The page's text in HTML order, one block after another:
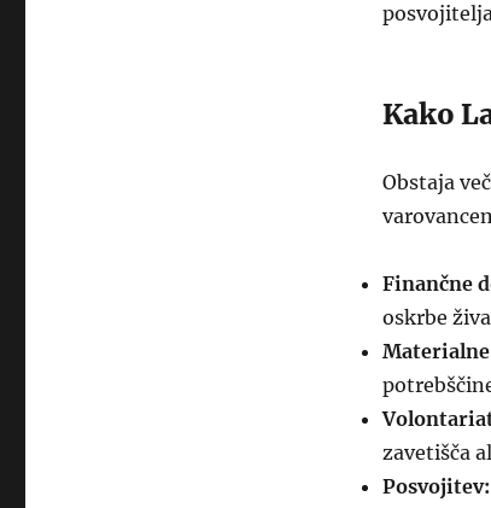
Kako
Obstaja
Finančne
oskrbe
zavetišča
Posvojitev: